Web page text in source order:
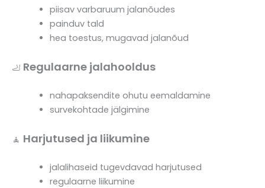
piisav varbaruum jalanõudes
painduv tald
hea toestus, mugavad jalanõud
🦶 Regulaarne jalahooldus
nahapaksendite ohutu eemaldamine
survekohtade jälgimine
🧘 Harjutused ja liikumine
jalalihaseid tugevdavad harjutused
regulaarne liikumine